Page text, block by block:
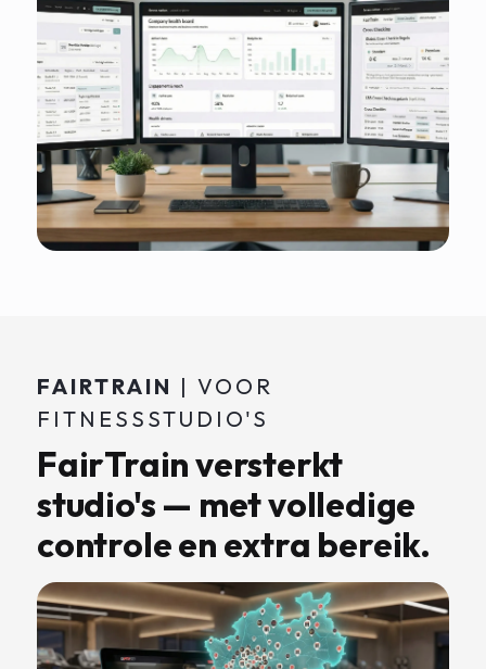
FAIRTRAIN | VOOR
FITNESSSTUDIO'S
FairTrain versterkt
studio's — met volledige
controle en extra bereik.